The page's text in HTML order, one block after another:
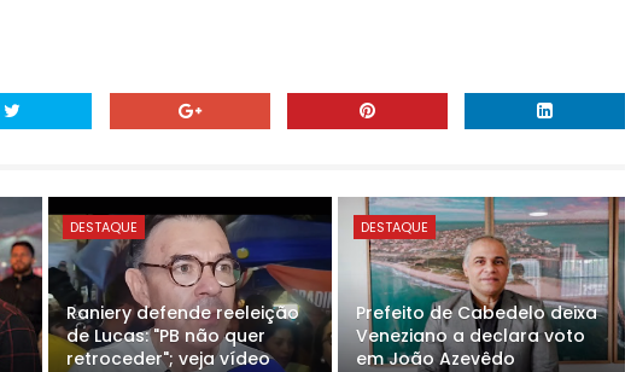
DESTAQUE
Raniery defende reeleição
de Lucas: "PB não quer
retroceder"; veja vídeo
DESTAQUE
Prefeito de Cabedelo deixa
Veneziano a declara voto
em João Azevêdo